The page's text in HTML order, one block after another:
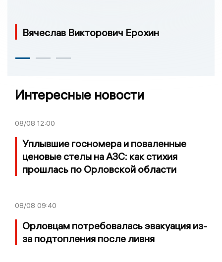
Вячеслав Викторович Ерохин
Интересные новости
08/08 12:00
Уплывшие госномера и поваленные
ценовые стелы на АЗС: как стихия
прошлась по Орловской области
08/08 09:40
Орловцам потребовалась эвакуация из-
за подтопления после ливня